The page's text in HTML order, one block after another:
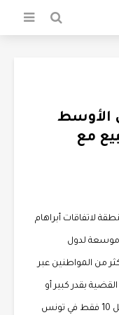
الأوسط
مع
لاتفاقات أبراهام
موسعة لدول
من المواطنين عبر
بقدر كبير أو
متوسط من الاهتمام (بما في ذلك 1 من كل 10 فقط في تونس